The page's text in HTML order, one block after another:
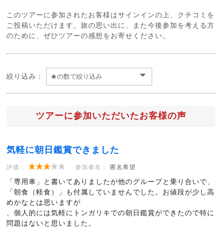
このツアーに参加されたお客様はサインインの上、クチコミを
ご投稿いただけます。旅の思い出に、また今後参加を考える方
のために、ぜひツアーの感想をお寄せください。
絞り込み：
ツアーに参加いただいたお客様の声
気軽に朝日鑑賞できました
評価： 参加者名： 匿名希望
「専用車」と書いてありましたが他のグループと乗り合いで、
「朝食（軽食）」も付属していませんでした。お値段が少し高
めかなとは思いますが
、個人的には気軽にトンガリキでの朝日鑑賞ができたので特に
問題はないと思いました。